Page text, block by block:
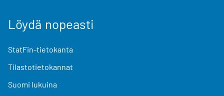
Löydä nopeasti
StatFin-tietokanta
Tilastotietokannat
Suomi lukuina